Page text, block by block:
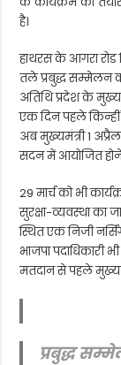
है।
हाथरस के आगरा रोड
तले प्रबुद्ध सम्मेलन
अतिथि प्रदेश के
एक दिन पहले किन्हीं
अब मुख्यमंत्री 1
सदन में आयोजित
29 मार्च को भी
सुरक्षा-व्यवस्था का
स्थित एक निजी
भाजपा पदाधिकारी
मतदान से पहले
प्रबुद्ध